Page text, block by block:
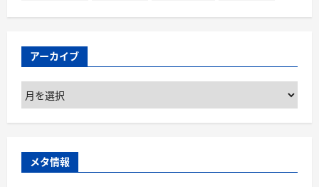
アーカイブ
ア
ー
カ
ブ
メタ情報